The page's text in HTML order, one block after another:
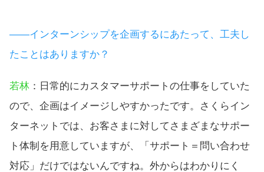
――インターンシップを企画するにあたって、工夫し
たことはありますか？
若林 ：日常的にカスタマーサポートの仕事をしていた
ので、企画はイメージしやすかったです。さくらイン
ターネットでは、お客さまに対してさまざまなサポー
ト体制を用意していますが、「サポート＝問い合わせ
対応」だけではないんですね。外からはわかりにく